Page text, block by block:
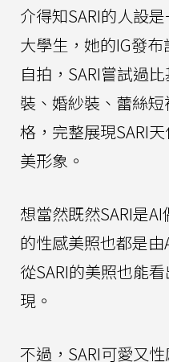
介得知SARI的人設
大學生，她的IG發
自拍，SARI嘗試過
裝、婚紗裝、蕾絲
格，完整展現SARI
美形象。
想當然既然SARI是
的性感美照也都是由
從SARI的美照也能
現。
不過，SARI可愛又